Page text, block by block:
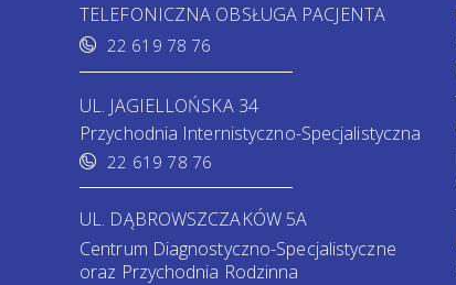
TELEFONICZNA OBSŁUGA PACJENTA
22 619 78 76
UL. JAGIELLOŃSKA 34
Przychodnia Internistyczno-Specjalistyczna
22 619 78 76
UL. DĄBROWSZCZAKÓW 5A
Centrum Diagnostyczno-Specjalistyczne
oraz Przychodnia Rodzinna